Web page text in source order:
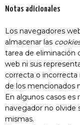
Notas adicionales
Los navegadores
almacenar las
tarea de eliminación
web ni sus
correcta o incorrecta
de los mencionados
En algunos casos es
navegador no olvide
mismas.